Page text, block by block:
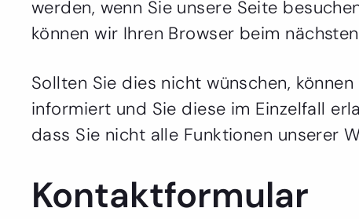
werden, wenn Sie unsere Seite
können wir Ihren Browser beim
Sollten Sie dies nicht wünschen,
informiert und Sie diese im Einzelfall
dass Sie nicht alle Funktionen unserer
Kontaktformular